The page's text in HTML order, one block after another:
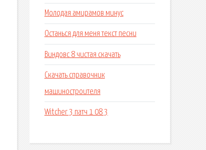
Молодая амирамов минус
Останься для меня текст песни
Виндовс 8 чистая скачать
Скачать справочник
машиностроителя
Witcher 3 патч 1 08 3